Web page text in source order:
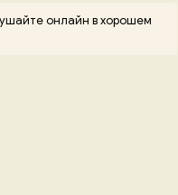
онлайн в хорошем